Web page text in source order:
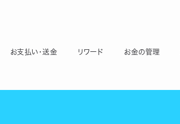
お支払い・送金 リワード お金の管理